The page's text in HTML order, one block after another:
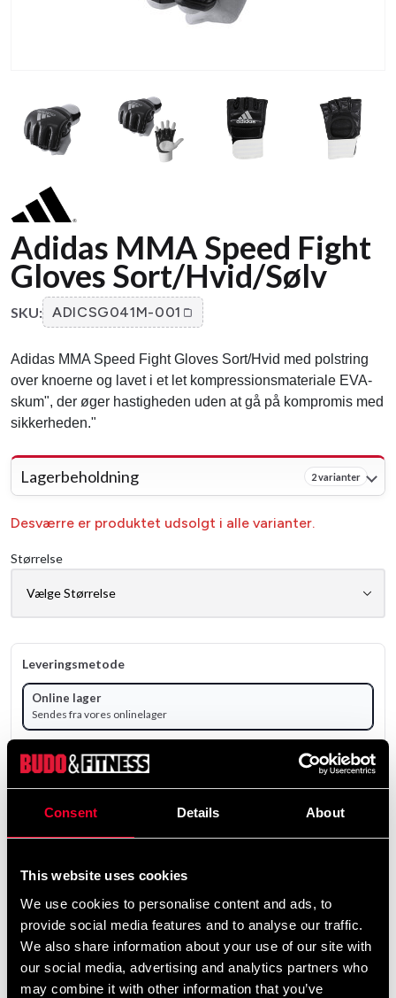
Consent Details About
This website uses cookies
We use cookies to personalise content and ads, to
provide social media features and to analyse our traffic.
We also share information about your use of our site with
our social media, advertising and analytics partners who
may combine it with other information that you’ve
Adidas MMA Speed ​​​​Fight
Gloves Sort/Hvid/Sølv
SKU: ADICSG041M-001
Adidas MMA Speed ​​​​Fight Gloves Sort/Hvid med polstring
over knoerne og lavet i et let kompressionsmateriale EVA-
skum", der øger hastigheden uden at gå på kompromis med
sikkerheden."
Lagerbeholdning 2 varianter
Desværre er produktet udsolgt i alle varianter.
Størrelse
Leveringsmetode
Online lager
Sendes fra vores onlinelager
299 SEK
ekskl. moms: 239.20 SEK
remove add
Produktinformation